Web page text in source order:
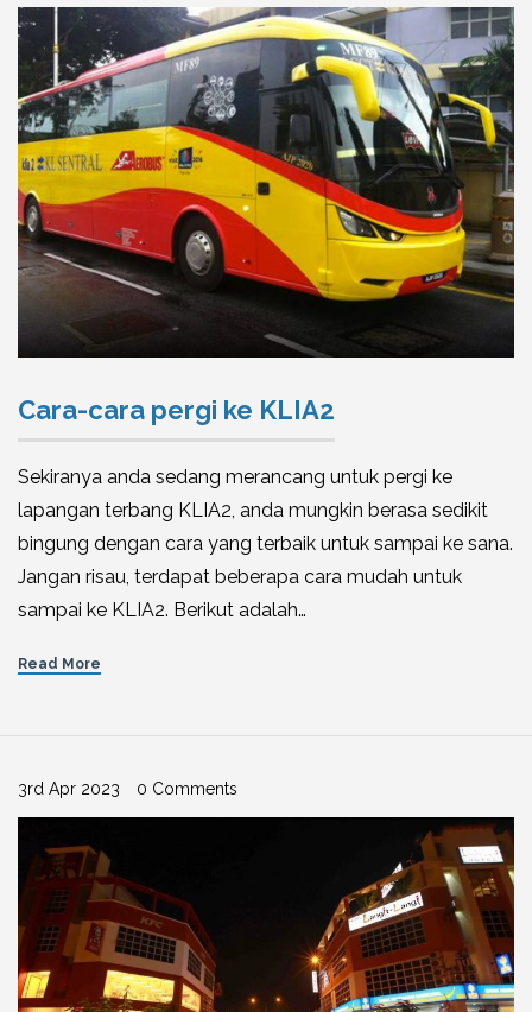
Cara-cara pergi ke KLIA2
Sekiranya anda sedang merancang untuk pergi ke
lapangan terbang KLIA2, anda mungkin berasa sedikit
bingung dengan cara yang terbaik untuk sampai ke sana.
Jangan risau, terdapat beberapa cara mudah untuk
sampai ke KLIA2. Berikut adalah…
Read More
3rd Apr 2023 0 Comments